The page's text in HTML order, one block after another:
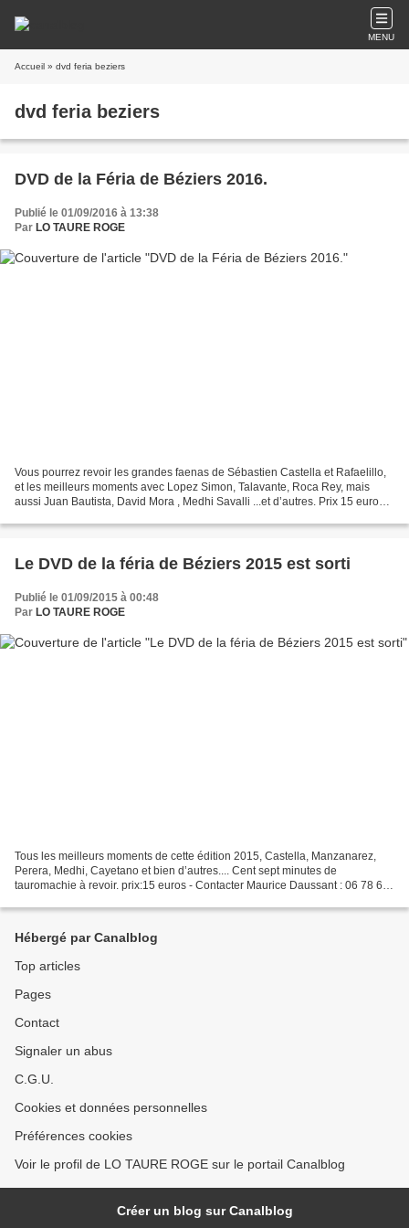
MENU
Accueil » dvd feria beziers
dvd feria beziers
DVD de la Féria de Béziers 2016.
Publié le 01/09/2016 à 13:38
Par LO TAURE ROGE
Vous pourrez revoir les grandes faenas de Sébastien Castella et Rafaelillo,
et les meilleurs moments avec Lopez Simon, Talavante, Roca Rey, mais
aussi Juan Bautista, David Mora , Medhi Savalli ...et d’autres. Prix 15 euros
Le DVD de la féria de Béziers 2015 est sorti
Publié le 01/09/2015 à 00:48
Par LO TAURE ROGE
Tous les meilleurs moments de cette édition 2015, Castella, Manzanarez,
Perera, Medhi, Cayetano et bien d’autres.... Cent sept minutes de
tauromachie à revoir. prix:15 euros - Contacter Maurice Daussant : 06 78 67
Hébergé par Canalblog
Top articles
Pages
Contact
Signaler un abus
C.G.U.
Cookies et données personnelles
Préférences cookies
Voir le profil de LO TAURE ROGE sur le portail Canalblog
Créer un blog sur Canalblog